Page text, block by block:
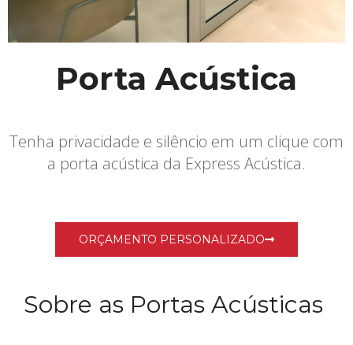
Porta Acústica​
Tenha privacidade e silêncio em um clique com
a porta acústica da Express Acústica.
ORÇAMENTO PERSONALIZADO
Sobre as Portas Acústicas